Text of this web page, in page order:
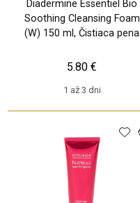
Diadermine Essentiel Bio
Soothing Cleansing Foam
(W) 150 ml, Čistiaca pena
1 až 3 dni
5.80 €